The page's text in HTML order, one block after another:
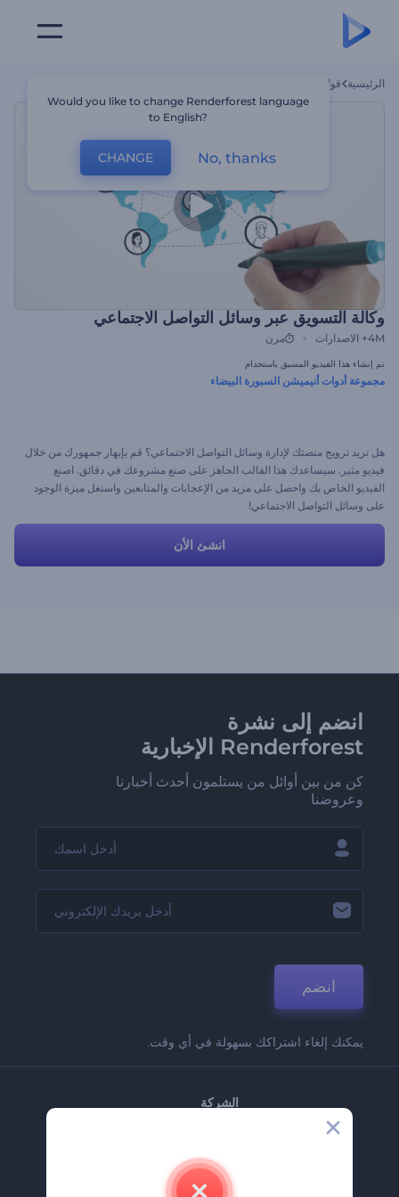
الرئيسية قوالب
وكالة التسويق عبر وسائل التواصل الاجتماعي
4M+ الاصدارات مرن
تم إنشاء هذا الفيديو المسبق باستخدام
مجموعة أدوات أنيميشن السبورة البيضاء
هل تريد ترويج منصتك لإدارة وسائل التواصل الاجتماعي؟ قم بإبهار جمهورك من خلال
فيديو مثير. سيساعدك هذا القالب الجاهز على صنع مشروعك في دقائق. اصنع
الفيديو الخاص بك واحصل على مزيد من الإعجابات والمتابعين واستغل ميزة الوجود
على وسائل التواصل الاجتماعي!
انشئ الأن
انضم إلى نشرة
Renderforest الإخبارية
كن من بين أوائل من يستلمون أحدث أخبارنا
وعروضنا
انضم
يمكنك إلغاء اشتراكك بسهولة في أي وقت.
الشركة
اتصل بنا
وظائف
Would you like to change Renderforest language
to English?
CHANGE No, thanks